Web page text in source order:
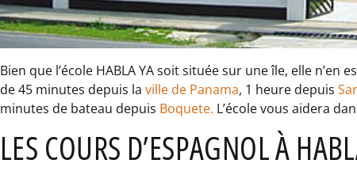
Bien que l’école HABLA YA soit située sur une île, elle n’en
de 45 minutes depuis la ville de Panama, 1 heure depuis
minutes de bateau depuis Boquete. L’école vous aidera
LES COURS D’ESPAGNOL À